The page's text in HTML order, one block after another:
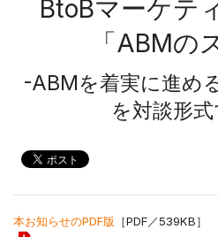
BtoBマーケテ
「ABMの
-ABMを着実に進め
を対談形
本お知らせのPDF版 ［PDF／539KB］